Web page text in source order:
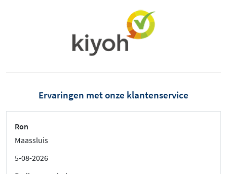
Ervaringen met onze klantenservice
Ron
Maassluis
5-08-2026